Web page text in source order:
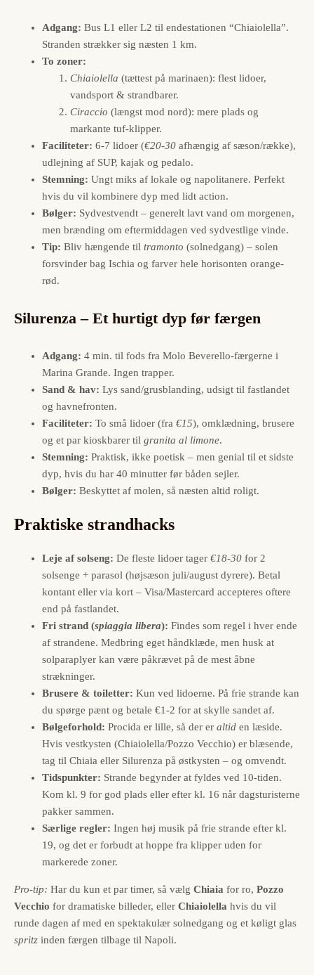
Adgang: Bus L1 eller L2 til endestationen “Chiaiolella”.
Stranden strækker sig næsten 1 km.
To zoner:
Chiaiolella (tættest på marinaen): flest lidoer,
vandsport & strandbarer.
Ciraccio (længst mod nord): mere plads og
markante tuf-klipper.
Faciliteter: 6-7 lidoer (€20-30 afhængig af sæson/række),
udlejning af SUP, kajak og pedalo.
Stemning: Ungt miks af lokale og napolitanere. Perfekt
hvis du vil kombinere dyp med lidt action.
Bølger: Sydvestvendt – generelt lavt vand om morgenen,
men brænding om eftermiddagen ved sydvestlige vinde.
Tip: Bliv hængende til tramonto (solnedgang) – solen
forsvinder bag Ischia og farver hele horisonten orange-
rød.
Silurenza – Et hurtigt dyp før færgen
Adgang: 4 min. til fods fra Molo Beverello-færgerne i
Marina Grande. Ingen trapper.
Sand & hav: Lys sand/grusblanding, udsigt til fastlandet
og havnefronten.
Faciliteter: To små lidoer (fra €15), omklædning, brusere
og et par kioskbarer til granita al limone.
Stemning: Praktisk, ikke poetisk – men genial til et sidste
dyp, hvis du har 40 minutter før båden sejler.
Bølger: Beskyttet af molen, så næsten altid roligt.
Praktiske strandhacks
Leje af solseng: De fleste lidoer tager €18-30 for 2
solsenge + parasol (højsæson juli/august dyrere). Betal
kontant eller via kort – Visa/Mastercard accepteres oftere
end på fastlandet.
Fri strand (spiaggia libera): Findes som regel i hver ende
af strandene. Medbring eget håndklæde, men husk at
solparaplyer kan være påkrævet på de mest åbne
strækninger.
Brusere & toiletter: Kun ved lidoerne. På frie strande kan
du spørge pænt og betale €1-2 for at skylle sandet af.
Bølgeforhold: Procida er lille, så der er altid en læside.
Hvis vestkysten (Chiaiolella/Pozzo Vecchio) er blæsende,
tag til Chiaia eller Silurenza på østkysten – og omvendt.
Tidspunkter: Strande begynder at fyldes ved 10-tiden.
Kom kl. 9 for god plads eller efter kl. 16 når dagsturisterne
pakker sammen.
Særlige regler: Ingen høj musik på frie strande efter kl.
19, og det er forbudt at hoppe fra klipper uden for
markerede zoner.
Pro-tip: Har du kun et par timer, så vælg Chiaia for ro, Pozzo
Vecchio for dramatiske billeder, eller Chiaiolella hvis du vil
runde dagen af med en spektakulær solnedgang og et køligt glas
spritz inden færgen tilbage til Napoli.